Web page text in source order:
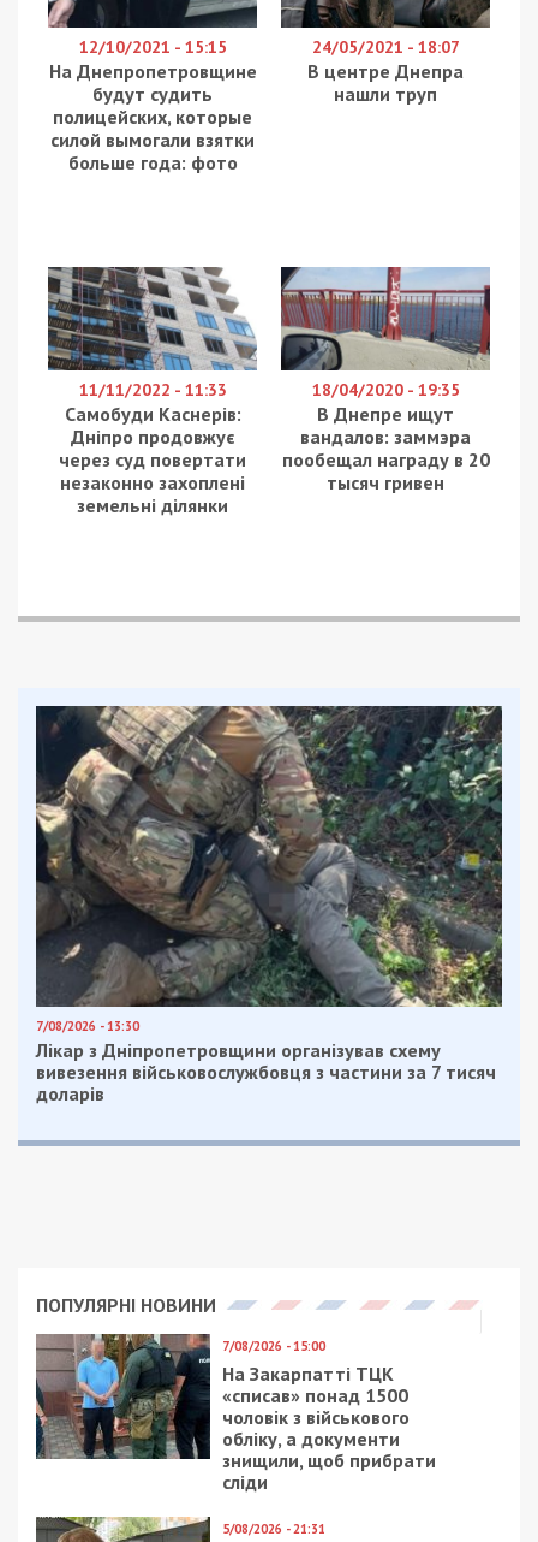
12/10/2021 - 15:15
На Днепропетровщине
будут судить
полицейских, которые
силой вымогали взятки
больше года: фото
24/05/2021 - 18:07
В центре Днепра
нашли труп
11/11/2022 - 11:33
Самобуди Каснерів:
Дніпро продовжує
через суд повертати
незаконно захоплені
земельні ділянки
18/04/2020 - 19:35
В Днепре ищут
вандалов: заммэра
пообещал награду в 20
тысяч гривен
7/08/2026 - 13:30
Лікар з Дніпропетровщини організував схему
вивезення військовослужбовця з частини за 7 тисяч
доларів
ПОПУЛЯРНІ НОВИНИ
7/08/2026 - 15:00
На Закарпатті ТЦК
«списав» понад 1500
чоловік з військового
обліку, а документи
знищили, щоб прибрати
сліди
5/08/2026 - 21:31